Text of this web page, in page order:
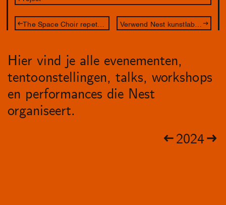
The Space Choir repetitieavond
Hier vind je alle evenementen,
tentoonstellingen, talks, workshops
en performances die Nest
organiseert.
2024